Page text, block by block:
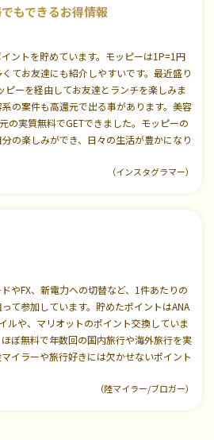
もできるお得情報
ントを貯めています。モッピーは1P=1円
てお友達にも紹介しやすいです。最近盛り
ピーを経由してお友達とランチを楽しみま
の案件も高還元で出る事があります。美容
の実質無料でGETできました。モッピーの
の楽しみができ、日々の生活が豊かになり
（インスタグラマー）
やFX、新電力への切替など、1件あたりの
て参加しています。貯めたポイントはANA
ルや、マリオットのポイント交換していま
ぼ無料で年数回の国内旅行や海外旅行を実
イラーや旅行好きには欠かせないポイント
（陸マイラー/ブロガー）